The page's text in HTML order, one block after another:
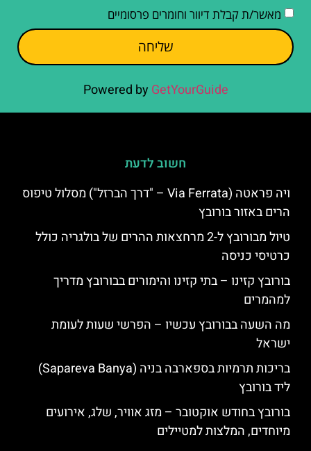
מאשר/ת קבלת דיוור וחומרים פרסומיים
שליחה
Powered by GetYourGuide
חשוב לדעת
ויה פראטה (Via Ferrata – "דרך הברזל") מסלול טיפוס
הרים באזור בורובץ
טיול מבורובץ ל-2 מרחצאות ההרים של בולגריה כולל
כרטיסי כניסה
בורובץ קזינו – בתי קזינו והימורים בבורובץ מדריך
למהמרים
מה השעה בבורובץ עכשיו – הפרשי שעות לעומת
ישראל
בריכות תרמיות בספארבה בניה (Sapareva Banya)
ליד בורובץ
בורובץ בחודש אוקטובר – מזג אוויר, שלג, אירועים
מיוחדים, המלצות למטיילים